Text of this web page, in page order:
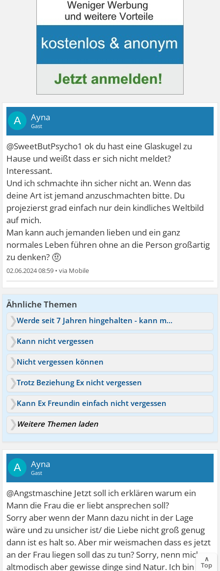
A Ayna
Gast
@SweetButPsycho1 ok du hast eine Glaskugel zu
Hause und weißt dass er sich nicht meldet?
Interessant.
Und ich schmachte ihn sicher nicht an. Wenn das
deine Art ist jemand anzuschmachten bitte. Du
projezierst grad einfach nur dein kindliches Weltbild
auf mich.
Man kann auch jemanden lieben und ein ganz
normales Leben führen ohne an die Person großartig
zu denken? 🤨
02.06.2024 08:59 •
Ähnliche Themen
Werde seit 7 Jahren hingehalten - kann mich nicht befreien
Kann nicht vergessen
Nicht vergessen können
Trotz Beziehung Ex nicht vergessen
Kann Ex Freundin einfach nicht vergessen
Weitere Themen laden
A Ayna
Gast
@Angstmaschine Jetzt soll ich erklären warum ein
Mann die Frau die er liebt ansprechen soll?
Sorry aber wenn der Mann dazu nicht in der Lage
wäre und zu unsicher ist/ die Liebe nicht groß genug
dann ist es halt so. Aber mir weismachen dass es jetzt
an der Frau liegen soll das zu tun? Sorry, nenn mich
altmodisch aber gewisse dinge sind Natur. Ich bin eine
∧
Top